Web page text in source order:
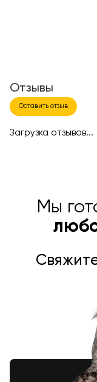
Отзывы
Оставить отзыв
Загрузка отзывов...
Мы